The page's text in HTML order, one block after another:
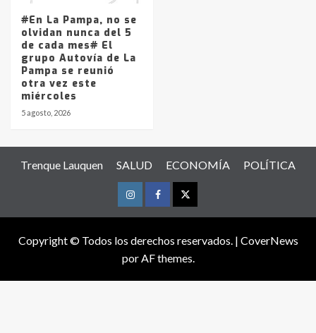
#En La Pampa, no se
olvidan nunca del 5
de cada mes# El
grupo Autovía de La
Pampa se reunió
otra vez este
miércoles
5 agosto, 2026
Trenque Lauquen SALUD ECONOMÍA POLÍTICA
InstagramFacebookTwitter
Copyright © Todos los derechos reservados. | CoverNews
por AF themes.